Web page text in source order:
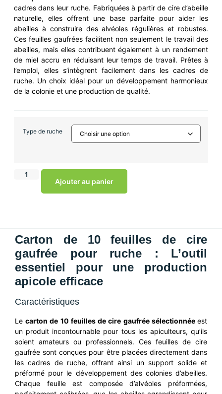
cadres dans leur ruche. Fabriquées à partir de cire d’abeille
naturelle, elles offrent une base parfaite pour aider les
abeilles à construire des alvéoles régulières et robustes.
Ces feuilles gaufrées facilitent non seulement le travail des
abeilles, mais elles contribuent également à un rendement
de miel accru en réduisant leur temps de travail. Prêtes à
l’emploi, elles s’intègrent facilement dans les cadres de
ruche. Un choix idéal pour un développement harmonieux
de la colonie et une production de qualité.
Type de ruche
Ajouter au panier
Carton de 10 feuilles de cire
gaufrée pour ruche : L’outil
essentiel pour une production
apicole efficace
Caractéristiques
Lecarton de 10 feuilles de cire gaufrée sélectionnéeest
un produit incontournable pour tous les apiculteurs, qu’ils
soient amateurs ou professionnels. Ces feuilles de cire
gaufrée sont conçues pour être placées directement dans
les cadres de ruche, offrant ainsi un support solide et
préformé pour le développement des colonies d’abeilles.
Chaque feuille est composée d’alvéoles préformées,